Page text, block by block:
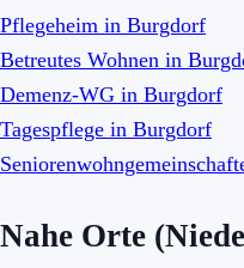
Pflegeheim in Burgdorf
Betreutes Wohnen in
Demenz-WG in Burgdorf
Tagespflege in Burgdorf
Nahe Orte